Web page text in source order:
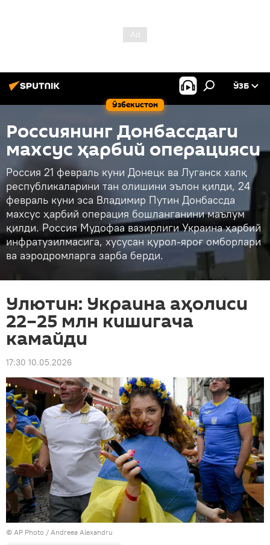
Ўзбекистон
ЎЗБ
Россиянинг Донбассдаги
махсус ҳарбий операцияси
Россия 21 февраль куни Донецк ва Луганск халқ
республикаларини тан олишини эълон қилди, 24
февраль куни эса Владимир Путин Донбассда
махсус ҳарбий операция бошланганини маълум
қилди. Россия Мудофаа вазирлиги Украина ҳарбий
инфратузилмасига, хусусан қурол-яроғ омборлари
ва аэродромларга зарба берди.
Улютин: Украина аҳолиси
22–25 млн кишигача
камайди
17:30 10.05.2026
© AP Photo / Andreea Alexandru